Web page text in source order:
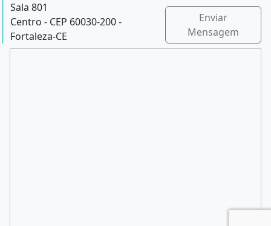
Sala 801
Centro - CEP 60030-200 -
Fortaleza-CE
Enviar
Mensagem